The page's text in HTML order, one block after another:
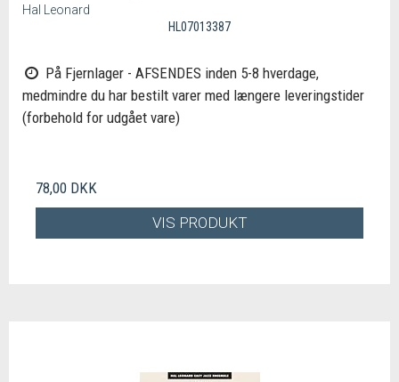
Hal Leonard
HL07013387
På Fjernlager - AFSENDES inden 5-8 hverdage,
medmindre du har bestilt varer med længere leveringstider
(forbehold for udgået vare)
78,00 DKK
VIS PRODUKT